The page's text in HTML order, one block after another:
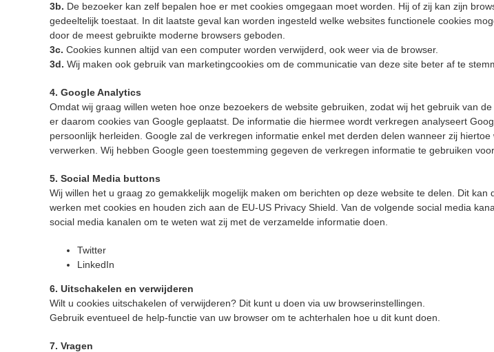
3b. De bezoeker kan zelf bepalen hoe er met cookies omgegaan moet worden. Hij of zij kan zijn
gedeeltelijk toestaat. In dit laatste geval kan worden ingesteld welke websites functionele cookies
door de meest gebruikte moderne browsers geboden.
3c. Cookies kunnen altijd van een computer worden verwijderd, ook weer via de browser.
3d. Wij maken ook gebruik van marketingcookies om de communicatie van deze site beter af te
4. Google Analytics
Omdat wij graag willen weten hoe onze bezoekers de website gebruiken, zodat wij het gebruik van
er daarom cookies van Google geplaatst. De informatie die hiermee wordt verkregen analyseert
persoonlijk herleiden. Google zal de verkregen informatie enkel met derden delen wanneer zij
verwerken. Wij hebben Google geen toestemming gegeven de verkregen informatie te gebruiken
5. Social Media buttons
Wij willen het u graag zo gemakkelijk mogelijk maken om berichten op deze website te delen. Dit
werken met cookies en houden zich aan de EU-US Privacy Shield. Van de volgende social media
social media kanalen om te weten wat zij met de verzamelde informatie doen.
Twitter
LinkedIn
6. Uitschakelen en verwijderen
Wilt u cookies uitschakelen of verwijderen? Dit kunt u doen via uw browserinstellingen.
Gebruik eventueel de help-functie van uw browser om te achterhalen hoe u dit kunt doen.
7. Vragen